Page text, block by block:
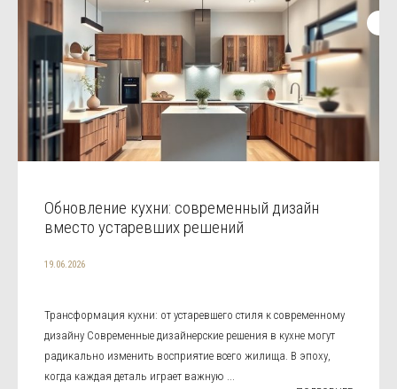
Обновление кухни: современный дизайн
вместо устаревших решений
19.06.2026
Трансформация кухни: от устаревшего стиля к современному
дизайну Современные дизайнерские решения в кухне могут
радикально изменить восприятие всего жилища. В эпоху,
когда каждая деталь играет важную ...